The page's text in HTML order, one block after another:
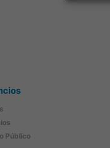
Público